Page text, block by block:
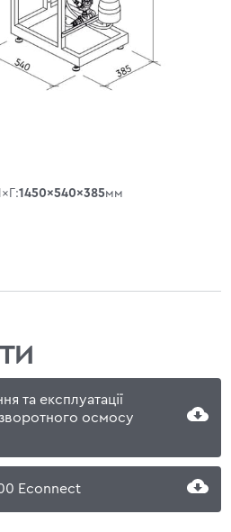
1450×540×385мм
та експлуатації
осмосу
Econnect